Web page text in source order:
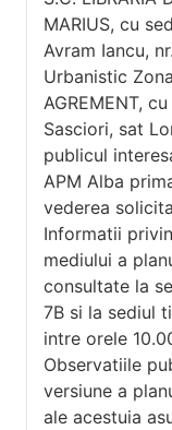
MARIUS, cu
Avram Iancu,
Urbanistic
AGREMENT,
Sasciori, sat
publicul
APM Alba
vederea
Informatii
mediului a
consultate la
7B si la sediul
intre orele
Observatiile
versiune a
ale acestuia